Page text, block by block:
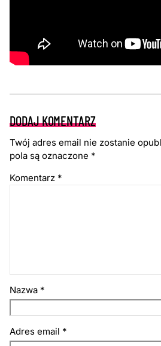
DODAJ KOMENTARZ
Twój adres email nie zostanie
pola są oznaczone *
Komentarz *
Nazwa *
Adres email *